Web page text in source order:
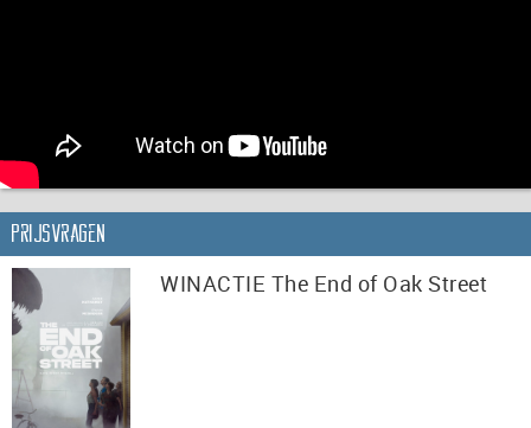
Prijsvragen
WINACTIE The End of Oak Street